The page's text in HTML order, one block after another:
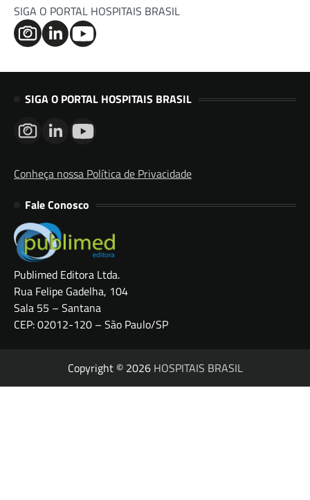
SIGA O PORTAL HOSPITAIS BRASIL
SIGA O PORTAL HOSPITAIS BRASIL
Conheça nossa Política de Privacidade
Fale Conosco
Publimed Editora Ltda.
Rua Felipe Gadelha, 104
Sala 55 – Santana
CEP: 02012-120 – São Paulo/SP
Copyright © 2026 HOSPITAIS BRASIL